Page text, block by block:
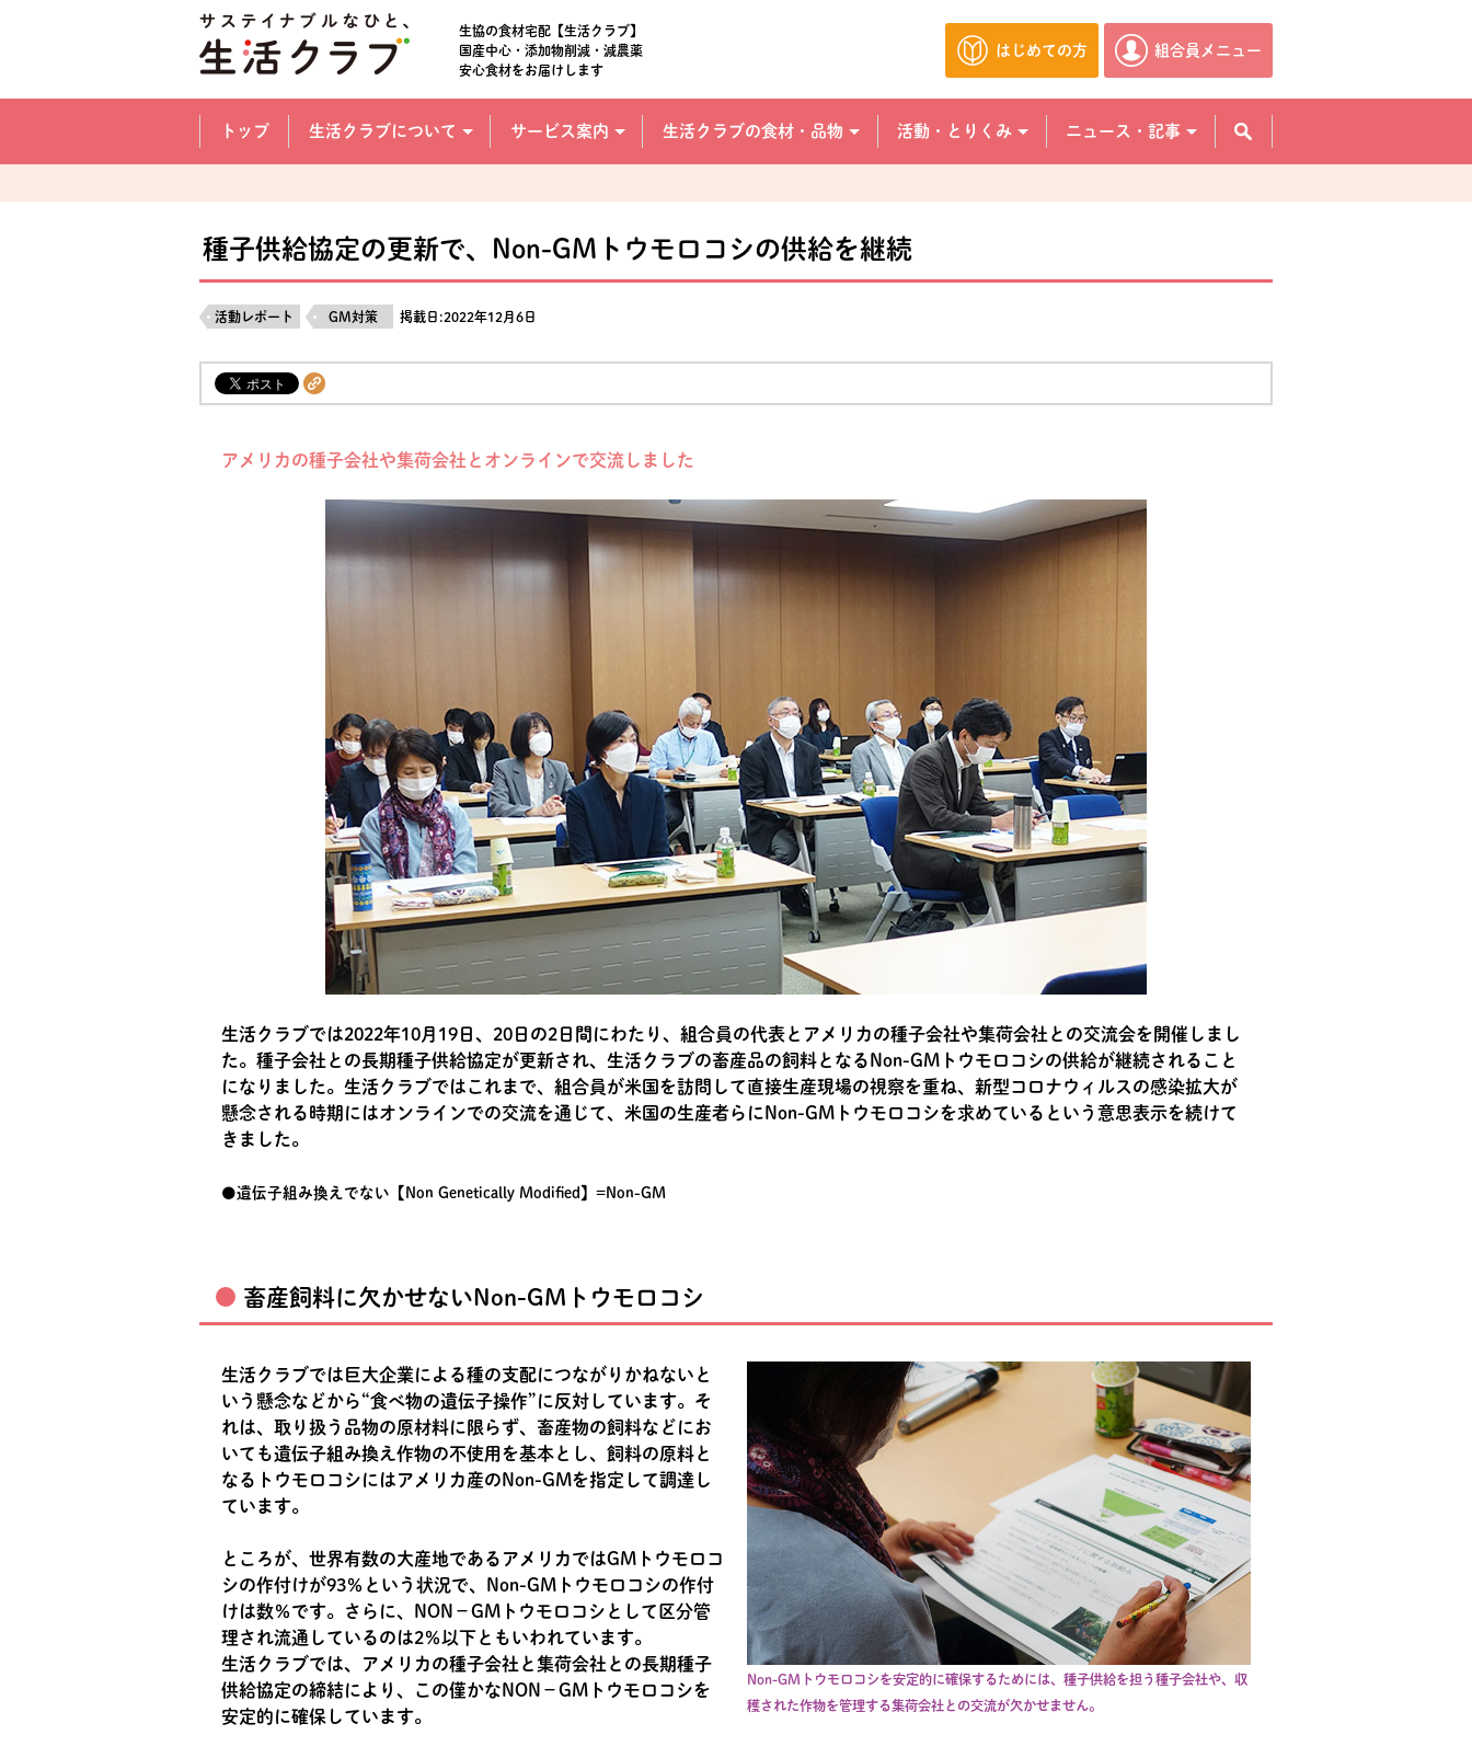
生協の食材宅配【生活クラブ】
国産中心・添加物削減・減農薬
安心食材をお届けします
はじめての方
別のウィンドウで開きます。
組合員メニュー
別のウィンドウで開きます。
ここからサイト内共通メニューです。
サイト内共通メニューをスキップする
トップ 生活クラブについて サービス案内 生活クラブの食材・品物 活動・とりくみ ニュース・記事
種子供給協定の更新で、Non-GMトウモロコシの供給を継続
活動レポート GM対策 掲載日:2022年12月6日
アメリカの種子会社や集荷会社とオンラインで交流しました
生活クラブでは2022年10月19日、20日の2日間にわたり、組合員の代表とアメリカの種子会社や集荷会社との交流会を開催しまし
た。種子会社との長期種子供給協定が更新され、生活クラブの畜産品の飼料となるNon-GMトウモロコシの供給が継続されること
になりました。生活クラブではこれまで、組合員が米国を訪問して直接生産現場の視察を重ね、新型コロナウィルスの感染拡大が
懸念される時期にはオンラインでの交流を通じて、米国の生産者らにNon-GMトウモロコシを求めているという意思表示を続けて
きました。
●遺伝子組み換えでない【Non Genetically Modified】=Non-GM
畜産飼料に欠かせないNon-GMトウモロコシ
生活クラブでは巨大企業による種の支配につながりかねないと
いう懸念などから“食べ物の遺伝子操作”に反対しています。そ
れは、取り扱う品物の原材料に限らず、畜産物の飼料などにお
いても遺伝子組み換え作物の不使用を基本とし、飼料の原料と
なるトウモロコシにはアメリカ産のNon-GMを指定して調達し
ています。
ところが、世界有数の大産地であるアメリカではGMトウモロコ
シの作付けが93％という状況で、Non-GMトウモロコシの作付
けは数％です。さらに、NON－GMトウモロコシとして区分管
理され流通しているのは2％以下ともいわれています。
生活クラブでは、アメリカの種子会社と集荷会社との長期種子
供給協定の締結により、この僅かなNON－GMトウモロコシを
安定的に確保しています。
Non-GMトウモロコシを安定的に確保するためには、種子供給を担う種子会社や、収
穫された作物を管理する集荷会社との交流が欠かせません。